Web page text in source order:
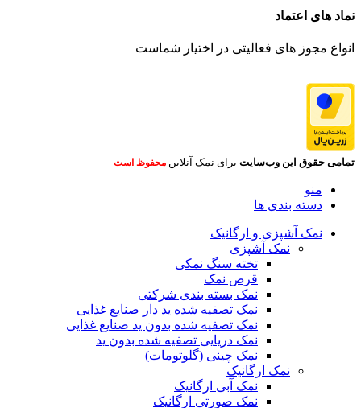
نماد های اعتماد
انواع مجوز های فعالیتی در اختیار شماست
تمامی حقوق این وب‌سایت برای نمک آنلاین محفوظ است
منو
دسته بندی ها
نمک آشپزی و ارگانیک
نمک آشپزی
تخته سنگ نمکی
قرص نمک
نمک بسته بندی شرکتی
نمک تصفیه شده ید دار صنایع غذایی
نمک تصفیه شده بدون ید صنایع غذایی
نمک دریایی تصفیه شده بدون ید
نمک چینی (گلوتومات)
نمک ارگانیک
نمک آبی ارگانیک
نمک صورتی ارگانیک